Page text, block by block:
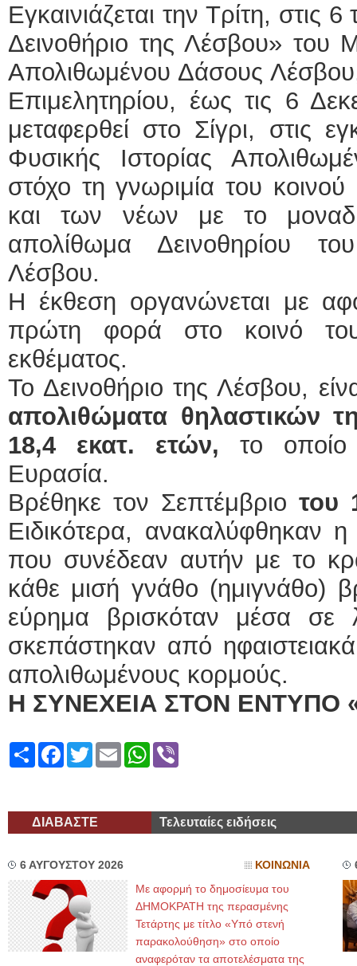
Εγκαινιάζεται την Τρίτη,
Δεινοθήριο της Λέσβου» του
Απολιθωμένου Δάσους
Επιμελητηρίου, έως τις 6
μεταφερθεί στο Σίγρι, στις
Φυσικής Ιστορίας
στόχο τη γνωριμία του κοινού
και των νέων με το
απολίθωμα Δεινοθηρίου
Λέσβου.
Η έκθεση οργανώνεται με
πρώτη φορά στο κοινό του
εκθέματος.
Το Δεινοθήριο της Λέσβου,
απολιθώματα θηλαστικών
18,4 εκατ.
ετών, το οποίο
Ευρασία.
Βρέθηκε τον Σεπτέμβριο του
Ειδικότερα, ανακαλύφθηκαν
που συνέδεαν αυτήν με το
κάθε μισή γνάθο (ημιγνάθο)
εύρημα βρισκόταν μέσα σε
σκεπάστηκαν από
απολιθωμένους κορμούς.
Η ΣΥΝΕΧΕΙΑ ΣΤΟΝ ΕΝΤΥΠΟ
ShareFacebook
TwitterEmailWhatsApp
ΔΙΑΒΑΣΤΕ Τελευταίες ειδήσεις
6 ΑΥΓΟΥΣΤΟΥ 2026 ΚΟΙΝΩΝΙΑ
Με αφορμή το δημοσίευμα του
ΔΗΜΟΚΡΑΤΗ της περασμένης
Τετάρτης με τίτλο «Υπό στενή
παρακολούθηση» στο οποίο
αναφερόταν τα αποτελέσματα της